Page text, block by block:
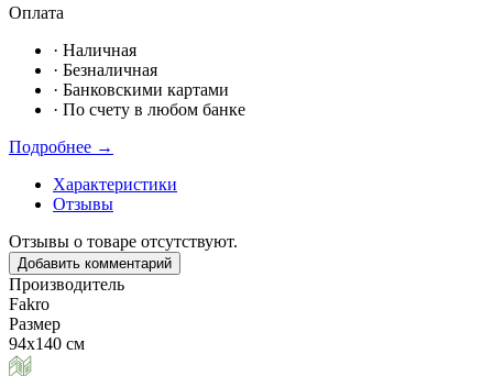
Оплата
· Наличная
· Безналичная
· Банковскими картами
· По счету в любом банке
Подробнее →
Характеристики
Отзывы
Отзывы о товаре отсутствуют.
Добавить комментарий
Производитель
Fakro
Размер
94х140 см